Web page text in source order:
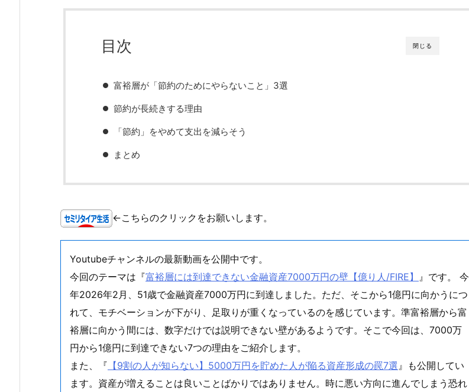
閉じる
目次
富裕層が「節約のためにやらないこと」3選
節約が長続きする理由
「節約」をやめて支出を減らそう
まとめ
←こちらのクリックをお願いします。
Youtubeチャンネルの最新動画を公開中です。
今回のテーマは『富裕層には到達できない金融資産7000万円の壁【億り人/FIRE】
』です。 今
年2026年2月、51歳で金融資産7000万円に到達しました。ただ、そこから1億円に向かうにつ
れて、モチベーションが下がり、足取りが重くなっているのを感じています。準富裕層から富
裕層に向かう間には、数字だけでは説明できない壁があるようです。そこで今回は、7000万
円から1億円に到達できない7つの理由をご紹介します。
また、『 【9割の人が知らない】5000万円を貯めた人が陥る資産形成の罠7選 』も公開してい
ます。資産が増えることは良いことばかりではありません。時に悪い方向に進んでしまう恐れ